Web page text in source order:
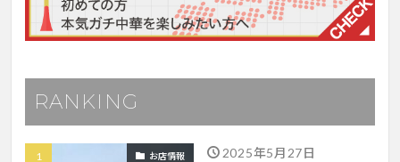
RANKING
お店情報 2025年5月27日